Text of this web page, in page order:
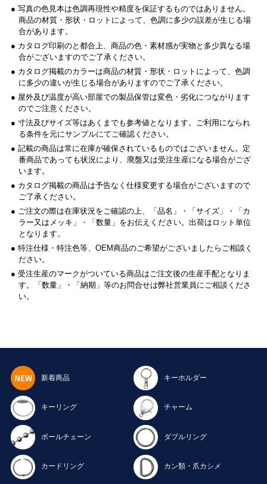
● 写真の色見本は色調再現性や精度を保証するものではありません。
商品の材質・形状・ロットによって、色調に多少の誤差が生じる場
合があります。
● カタログ印刷のと都合上、商品の色・素材感が実物と多少異なる場
合がございますのでご了承ください。
● カタログ掲載のカラーは商品の材質・形状・ロットによって、色調
に多少の違いが生じる場合がありますのでご了承ください。
● 屋外及び温度が高い部屋での製品保管は変色・劣化につながります
のでご注意ください。
● 寸法及びサイズ等はあくまでも参考値となります。ご利用になられ
る条件を元にサンプルにてご確認ください。
● 記載の商品は常に在庫が確保されているものではございません。定
番商品であっても状況により、廃盤又は受注生産になる場合がござ
います。
● カタログ掲載の商品は予告なく仕様変更する場合がございますので
ご了承ください。
● ご注文の際は在庫状況をご確認の上、「品名」・「サイズ」・「カ
ラー又はメッキ」・「数量」をお伝えください。出荷はロット単位
となります。
● 特注仕様・特注色等、OEM商品のご希望がございましたらご相談く
ださい。
● 受注生産のマークがついている商品はご注文後の生産手配となりま
す。「数量」・「納期」等のお問合せは弊社営業員にご相談くださ
い。
新着商品 キーホルダー
キーリング チャーム
ボールチェーン ダブルリング
カードリング カン類・爪カシメ